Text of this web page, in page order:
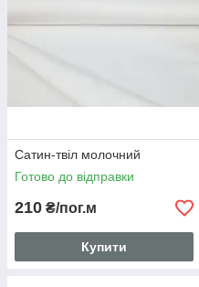
5. Гладити річ краще тоді,
0.5 мп кроком в 10 см.
Сатин-твіл молочний
Готово до відправки
210 ₴/пог.м
Купити